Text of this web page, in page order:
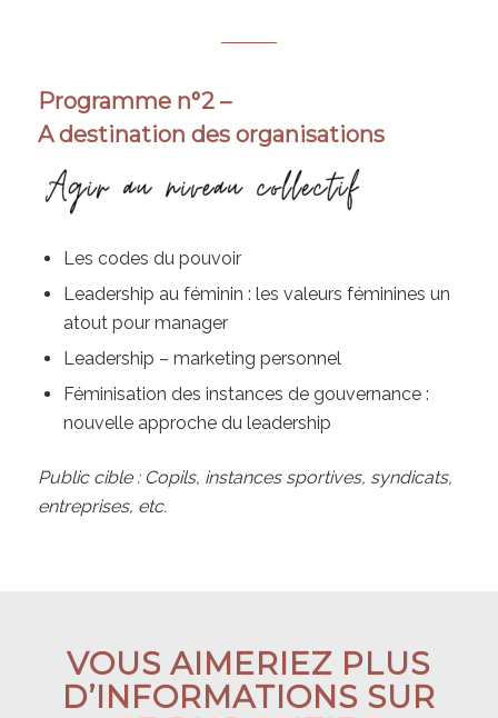
Programme n°2 –
A destination des organisations
Les codes du pouvoir
Leadership au féminin : les valeurs féminines un
atout pour manager
Leadership – marketing personnel
Féminisation des instances de gouvernance :
nouvelle approche du leadership
Public cible : Copils, instances sportives, syndicats,
entreprises, etc.
VOUS AIMERIEZ PLUS
D’INFORMATIONS SUR